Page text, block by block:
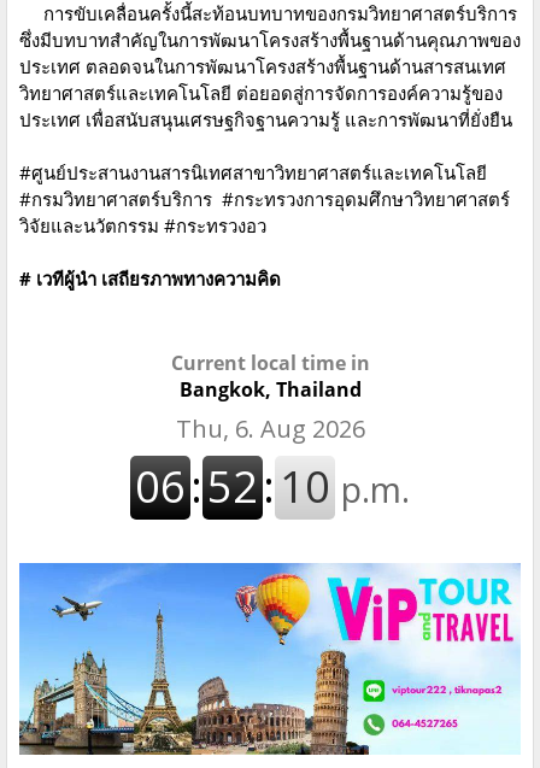
การขับเคลื่อนครั้งนี้สะท้อนบทบาทของกรมวิทยาศาสตร์บริการ
ซึ่งมีบทบาทสำคัญในการพัฒนาโครงสร้างพื้นฐานด้านคุณภาพของ
ประเทศ ตลอดจนในการพัฒนาโครงสร้างพื้นฐานด้านสารสนเทศ
วิทยาศาสตร์และเทคโนโลยี ต่อยอดสู่การจัดการองค์ความรู้ของ
ประเทศ เพื่อสนับสนุนเศรษฐกิจฐานความรู้ และการพัฒนาที่ยั่งยืน
#ศูนย์ประสานงานสารนิเทศสาขาวิทยาศาสตร์และเทคโนโลยี
#กรมวิทยาศาสตร์บริการ #กระทรวงการอุดมศึกษาวิทยาศาสตร์
วิจัยและนวัตกรรม #กระทรวงอว
# เวทีผู้นำ เสถียรภาพทางความคิด
Current local time in
Bangkok, Thailand